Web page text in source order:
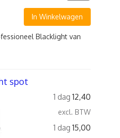
In Winkelwagen
Blacklight van
spot
1 dag 12,40
excl. BTW
1 dag 15,00